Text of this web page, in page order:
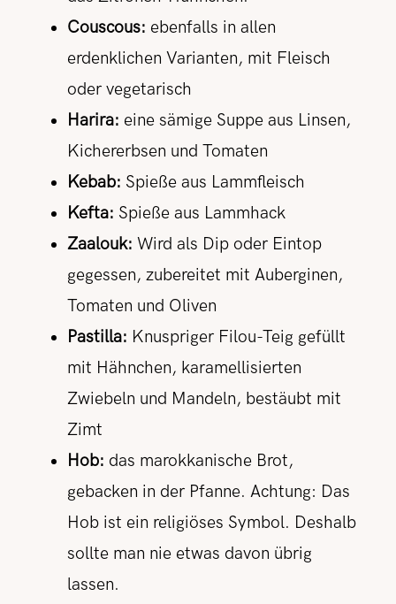
Couscous: ebenfalls in allen
erdenklichen Varianten, mit Fleisch
oder vegetarisch
Harira: eine sämige Suppe aus Linsen,
Kichererbsen und Tomaten
Kebab: Spieße aus Lammfleisch
Kefta: Spieße aus Lammhack
Zaalouk: Wird als Dip oder Eintop
gegessen, zubereitet mit Auberginen,
Tomaten und Oliven
Pastilla: Knuspriger Filou-Teig gefüllt
mit Hähnchen, karamellisierten
Zwiebeln und Mandeln, bestäubt mit
Zimt
Hob: das marokkanische Brot,
gebacken in der Pfanne. Achtung: Das
Hob ist ein religiöses Symbol. Deshalb
sollte man nie etwas davon übrig
lassen.